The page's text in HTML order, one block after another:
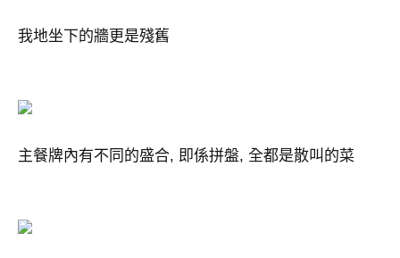
我地坐下的牆更是殘舊
主餐牌內有不同的盛合, 即係拼盤, 全都是散叫的菜